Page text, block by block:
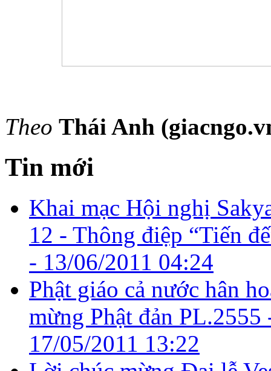
Theo Thái Anh
Tin mới
Khai mạc Hội nghị
12 - Thông điệp “Tiến
- 13/06/2011 04:24
Phật giáo cả nước hân
mừng Phật đản
17/05/2011 13:22